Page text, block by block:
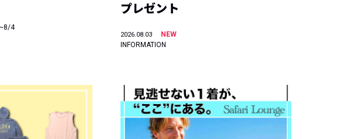
4
プレゼント
2026.08.03
NEW
INFORMATION